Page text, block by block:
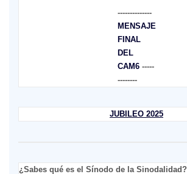
--------------
MENSAJE
FINAL
DEL
CAM6-----
--------
JUBILEO 2025
¿Sabes qué es el Sínodo de la Sinodalidad?